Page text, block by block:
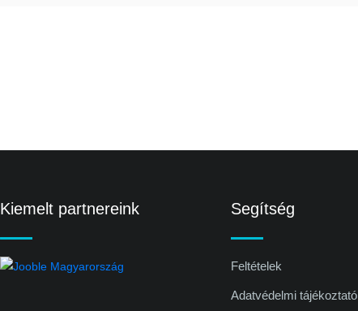
Kiemelt partnereink Segítség
Feltételek
Adatvédelmi tájékoztató